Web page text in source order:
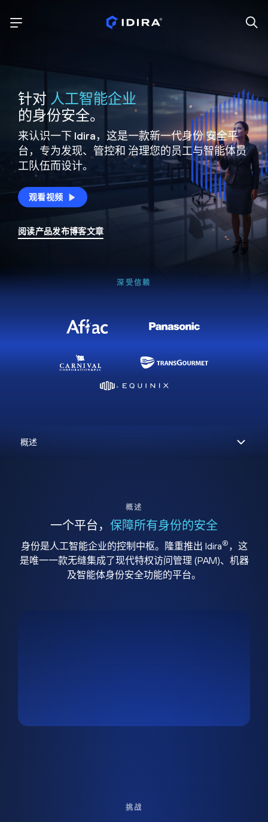
针对 人工智能企业
的身份安全。
来认识一下 Idira，这是一款新一代身份安全平
台，专为发现、管控和 治理您的员工与智能体员
工队伍而设计。
观看视频
阅读产品发布博客文章
深受信赖
概述
一个平台， 保障所有身份的安全
身份是人工智能企业的控制中枢。隆重推出 Idira® ，这
是唯一一款无缝集成了现代特权访问管理 (PAM)、机器
及智能体身份安全功能的平台。
挑战